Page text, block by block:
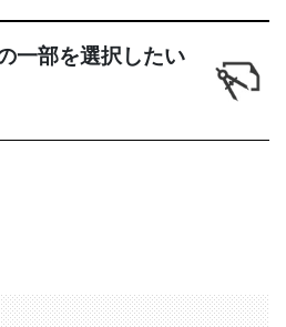
一部を選択したい